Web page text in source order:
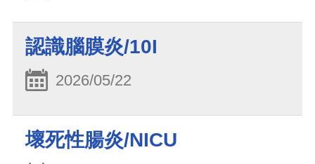
認識腦膜炎/10I
2026/05/22
壞死性腸炎/NICU